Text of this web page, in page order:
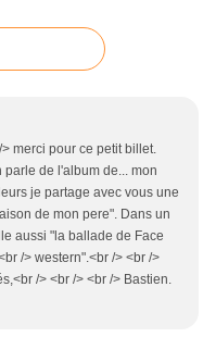
merci pour ce petit billet.
de l'album de... mon
je partage avec vous une
de mon pere". Dans un
aussi "la ballade de Face
/> western".<br /> <br />
/> <br /> <br /> Bastien.